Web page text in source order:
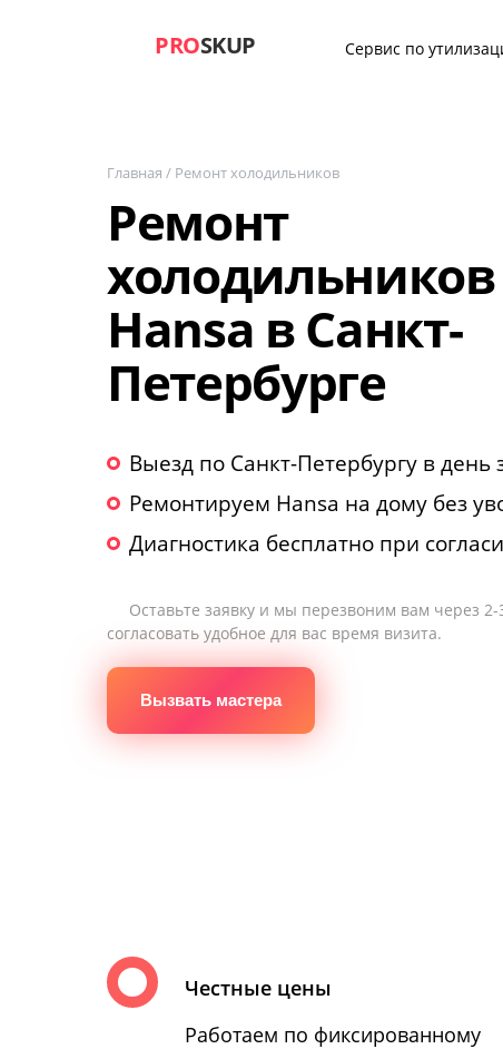
PROSKUP Сервис по
Главная / Ремонт холодильников
Ремонт
холодильников
Hansa в Санкт-
Петербурге
Выезд по Санкт-Петербургу в день
Ремонтируем Hansa на дому без
Диагностика бесплатно при
Оставьте заявку и мы перезвоним вам через
согласовать удобное для вас время визита.
Вызвать мастера
Честные цены
Работаем по фиксированному